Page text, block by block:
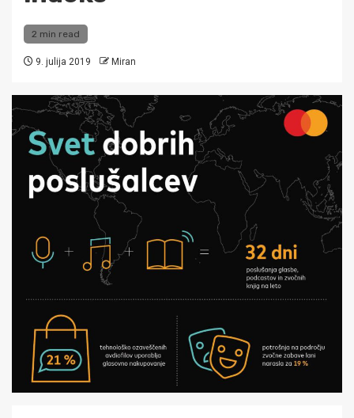
2 min read
9. julija 2019 Miran